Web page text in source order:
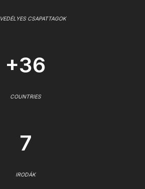
CSAPATTAGOK
+36
COUNTRIES
7
IRODÁK